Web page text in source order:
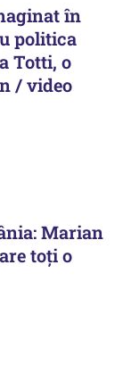
în
politica
Totti, o
/ video
Marian
toți o